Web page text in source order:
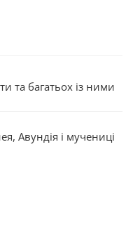
та багатьох із ними
Авундія і мучениці